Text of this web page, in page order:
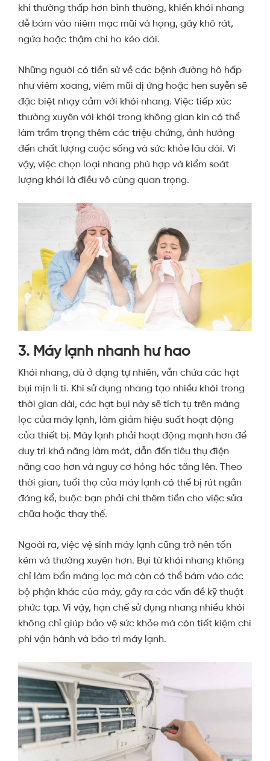
khí thường thấp hơn bình thường, khiến khói nhang
dễ bám vào niêm mạc mũi và họng, gây khô rát,
ngứa hoặc thậm chí ho kéo dài.
Những người có tiền sử về các bệnh đường hô hấp
như viêm xoang, viêm mũi dị ứng hoặc hen suyễn sẽ
đặc biệt nhạy cảm với khói nhang. Việc tiếp xúc
thường xuyên với khói trong không gian kín có thể
làm trầm trọng thêm các triệu chứng, ảnh hưởng
đến chất lượng cuộc sống và sức khỏe lâu dài. Vì
vậy, việc chọn loại nhang phù hợp và kiểm soát
lượng khói là điều vô cùng quan trọng.
3. Máy lạnh nhanh hư hao
Khói nhang, dù ở dạng tự nhiên, vẫn chứa các hạt
bụi mịn li ti. Khi sử dụng nhang tạo nhiều khói trong
thời gian dài, các hạt bụi này sẽ tích tụ trên màng
lọc của máy lạnh, làm giảm hiệu suất hoạt động
của thiết bị. Máy lạnh phải hoạt động mạnh hơn để
duy trì khả năng làm mát, dẫn đến tiêu thụ điện
năng cao hơn và nguy cơ hỏng hóc tăng lên. Theo
thời gian, tuổi thọ của máy lạnh có thể bị rút ngắn
đáng kể, buộc bạn phải chi thêm tiền cho việc sửa
chữa hoặc thay thế.
Ngoài ra, việc vệ sinh máy lạnh cũng trở nên tốn
kém và thường xuyên hơn. Bụi từ khói nhang không
chỉ làm bẩn màng lọc mà còn có thể bám vào các
bộ phận khác của máy, gây ra các vấn đề kỹ thuật
phức tạp. Vì vậy, hạn chế sử dụng nhang nhiều khói
không chỉ giúp bảo vệ sức khỏe mà còn tiết kiệm chi
phí vận hành và bảo trì máy lạnh.